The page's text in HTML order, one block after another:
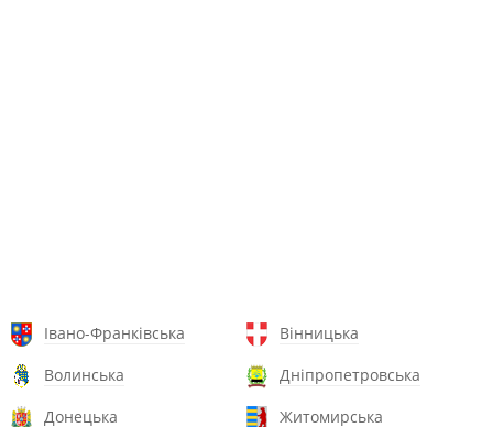
Івано-Франківська
Вінницька
Волинська
Дніпропетровська
Донецька
Житомирська